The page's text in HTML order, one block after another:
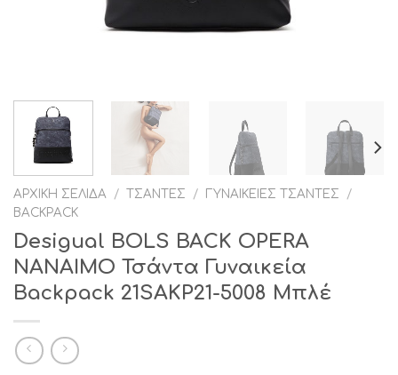
ΑΡΧΙΚΉ ΣΕΛΊΔΑ / ΤΣΆΝΤΕΣ / ΓΥΝΑΙΚΕΊΕΣ ΤΣΆΝΤΕΣ
/
BACKPACK
Desigual BOLS BACK OPERA
NANAIMO Τσάντα Γυναικεία
Backpack 21SAKP21-5008 Μπλέ